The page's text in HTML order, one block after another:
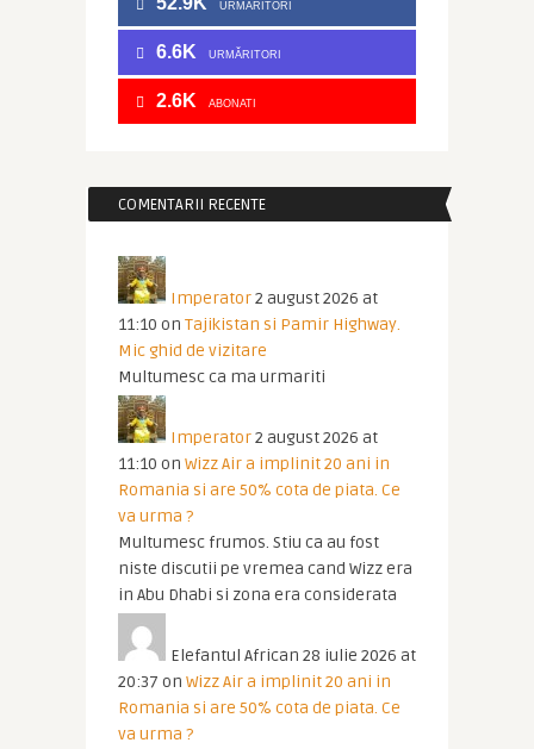
URMARITORI
6.6K URMĂRITORI
2.6K ABONATI
COMENTARII RECENTE
Imperator2 august 2026 at
11:10 on Tajikistan si Pamir Highway.
Mic ghid de vizitare
Multumesc ca ma urmariti
Imperator2 august 2026 at
11:10 on Wizz Air a implinit 20 ani in
Romania si are 50% cota de piata. Ce
va urma ?
Multumesc frumos. Stiu ca au fost
niste discutii pe vremea cand Wizz era
in Abu Dhabi si zona era considerata
Elefantul African 28 iulie 2026 at
20:37 on Wizz Air a implinit 20 ani in
Romania si are 50% cota de piata. Ce
va urma ?